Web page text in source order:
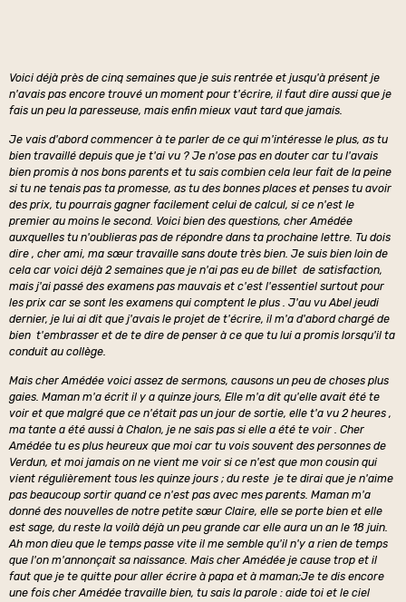
Voici déjà près de cinq semaines que je suis rentrée et jusqu'à présent je
n'avais pas encore trouvé un moment pour t'écrire, il faut dire aussi que je
fais un peu la paresseuse, mais enfin mieux vaut tard que jamais.
Je vais d'abord commencer à te parler de ce qui m'intéresse le plus, as tu
bien travaillé depuis que je t'ai vu ? Je n'ose pas en douter car tu l'avais
bien promis à nos bons parents et tu sais combien cela leur fait de la peine
si tu ne tenais pas ta promesse, as tu des bonnes places et penses tu avoir
des prix, tu pourrais gagner facilement celui de calcul, si ce n'est le
premier au moins le second. Voici bien des questions, cher Amédée
auxquelles tu n'oublieras pas de répondre dans ta prochaine lettre. Tu dois
dire , cher ami, ma sœur travaille sans doute très bien. Je suis bien loin de
cela car voici déjà 2 semaines que je n'ai pas eu de billet de satisfaction,
mais j'ai passé des examens pas mauvais et c'est l'essentiel surtout pour
les prix car se sont les examens qui comptent le plus . J'au vu Abel jeudi
dernier, je lui ai dit que j'avais le projet de t'écrire, il m'a d'abord chargé de
bien t'embrasser et de te dire de penser à ce que tu lui a promis lorsqu'il ta
conduit au collège.
Mais cher Amédée voici assez de sermons, causons un peu de choses plus
gaies. Maman m'a écrit il y a quinze jours, Elle m'a dit qu'elle avait été te
voir et que malgré que ce n'était pas un jour de sortie, elle t'a vu 2 heures ,
ma tante a été aussi à Chalon, je ne sais pas si elle a été te voir . Cher
Amédée tu es plus heureux que moi car tu vois souvent des personnes de
Verdun, et moi jamais on ne vient me voir si ce n'est que mon cousin qui
vient régulièrement tous les quinze jours ; du reste je te dirai que je n'aime
pas beaucoup sortir quand ce n'est pas avec mes parents. Maman m'a
donné des nouvelles de notre petite sœur Claire, elle se porte bien et elle
est sage, du reste la voilà déjà un peu grande car elle aura un an le 18 juin.
Ah mon dieu que le temps passe vite il me semble qu'il n'y a rien de temps
que l'on m'annonçait sa naissance. Mais cher Amédée je cause trop et il
faut que je te quitte pour aller écrire à papa et à maman;Je te dis encore
une fois cher Amédée travaille bien, tu sais la parole : aide toi et le ciel